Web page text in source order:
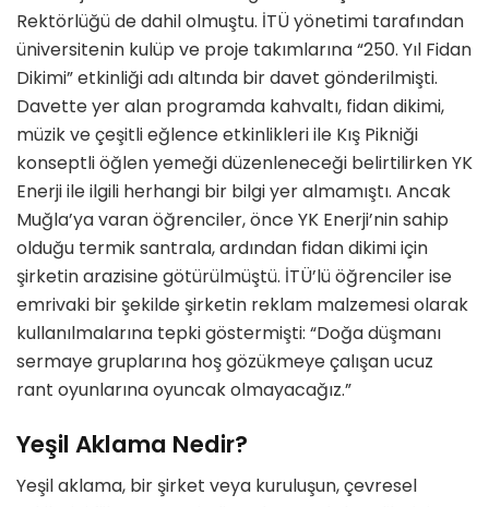
Rektörlüğü de dahil olmuştu. İTÜ yönetimi tarafından
üniversitenin kulüp ve proje takımlarına “250. Yıl Fidan
Dikimi” etkinliği adı altında bir davet gönderilmişti.
Davette yer alan programda kahvaltı, fidan dikimi,
müzik ve çeşitli eğlence etkinlikleri ile Kış Pikniği
konseptli öğlen yemeği düzenleneceği belirtilirken YK
Enerji ile ilgili herhangi bir bilgi yer almamıştı. Ancak
Muğla’ya varan öğrenciler, önce YK Enerji’nin sahip
olduğu termik santrala, ardından fidan dikimi için
şirketin arazisine götürülmüştü. İTÜ’lü öğrenciler ise
emrivaki bir şekilde şirketin reklam malzemesi olarak
kullanılmalarına tepki göstermişti: “Doğa düşmanı
sermaye gruplarına hoş gözükmeye çalışan ucuz
rant oyunlarına oyuncak olmayacağız.”
Yeşil Aklama Nedir?
Yeşil aklama, bir şirket veya kuruluşun, çevresel